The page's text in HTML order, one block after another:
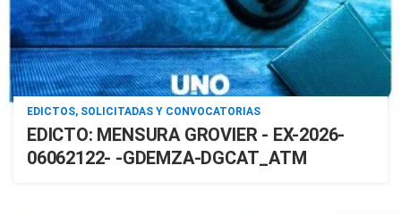
EDICTOS, SOLICITADAS Y CONVOCATORIAS
EDICTO: MENSURA GROVIER - EX-2026-
06062122- -GDEMZA-DGCAT_ATM